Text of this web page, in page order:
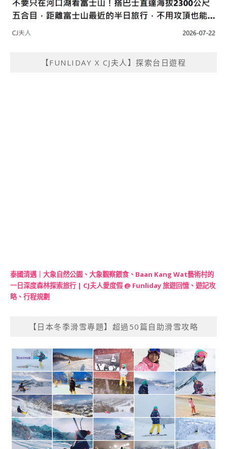
【FUNLIDAY X CJ夫人】探索台日遊程
泰國清邁｜大象自然公園、大象觀察餵食、Baan Kang Wat藝術村的
一日深度森林探索旅行 | CJ夫人愛度假 @ Funliday 旅遊回憶、遊記攻
略、行程規劃
【日本冬季滑雪專題】超過50篇自助滑雪攻略